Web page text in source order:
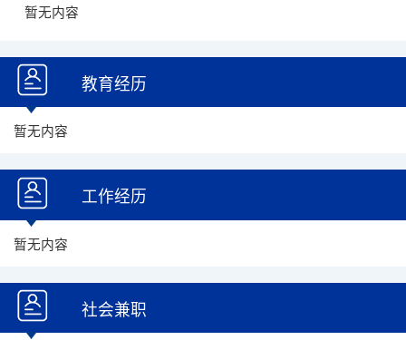
暂无内容
教育经历
暂无内容
工作经历
暂无内容
社会兼职